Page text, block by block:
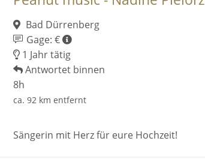
Bad Dürrenberg
Gage: €
1 Jahr tätig
Antwortet binnen
8h
ca. 92 km entfernt
Sängerin mit Herz für eure Hochzeit!